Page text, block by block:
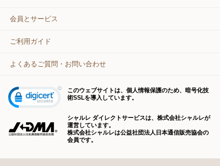
会員とサービス
ご利用ガイド
よくあるご質問・お問い合わせ
このウェブサイトは、個人情報保護のため、暗号化技
術SSLを導入しています。
シャルレ ダイレクトサービスは、株式会社シャルレが
運営しています。
株式会社シャルレは公益社団法人日本通信販売協会の
会員です。